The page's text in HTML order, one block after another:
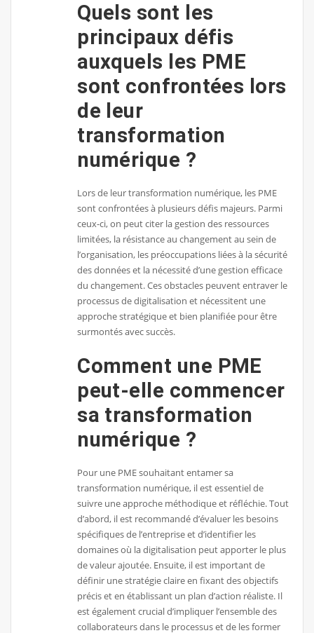
Quels sont les
principaux défis
auxquels les PME
sont confrontées lors
de leur
transformation
numérique ?
Lors de leur transformation numérique, les PME
sont confrontées à plusieurs défis majeurs. Parmi
ceux-ci, on peut citer la gestion des ressources
limitées, la résistance au changement au sein de
l’organisation, les préoccupations liées à la sécurité
des données et la nécessité d’une gestion efficace
du changement. Ces obstacles peuvent entraver le
processus de digitalisation et nécessitent une
approche stratégique et bien planifiée pour être
surmontés avec succès.
Comment une PME
peut-elle commencer
sa transformation
numérique ?
Pour une PME souhaitant entamer sa
transformation numérique, il est essentiel de
suivre une approche méthodique et réfléchie. Tout
d’abord, il est recommandé d’évaluer les besoins
spécifiques de l’entreprise et d’identifier les
domaines où la digitalisation peut apporter le plus
de valeur ajoutée. Ensuite, il est important de
définir une stratégie claire en fixant des objectifs
précis et en établissant un plan d’action réaliste. Il
est également crucial d’impliquer l’ensemble des
collaborateurs dans le processus et de les former